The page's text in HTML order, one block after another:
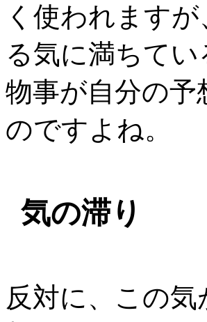
く使われます
る気に満ちて
物事が自分の
のですよね。
気の滞り
反対に、この